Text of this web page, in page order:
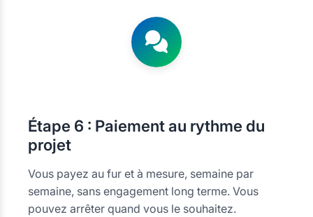
Étape 6 : Paiement au rythme du
projet
Vous payez au fur et à mesure, semaine par
semaine, sans engagement long terme. Vous
pouvez arrêter quand vous le souhaitez.